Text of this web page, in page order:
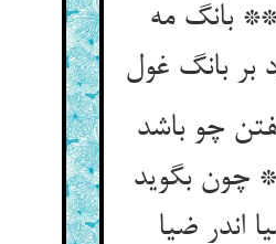
بانگ مه
چو باشد
چون بگوید
اندر ضیا